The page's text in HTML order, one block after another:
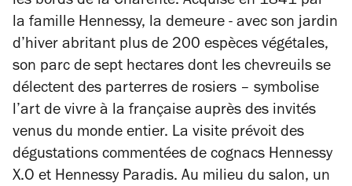
la famille Hennessy, la demeure - avec son jardin
d’hiver abritant plus de 200 espèces végétales,
son parc de sept hectares dont les chevreuils se
délectent des parterres de rosiers – symbolise
l’art de vivre à la française auprès des invités
venus du monde entier. La visite prévoit des
dégustations commentées de cognacs Hennessy
X.O et Hennessy Paradis. Au milieu du salon, un